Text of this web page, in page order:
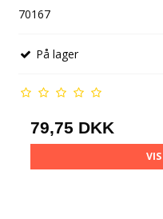
70167
På lager
79,75 DKK